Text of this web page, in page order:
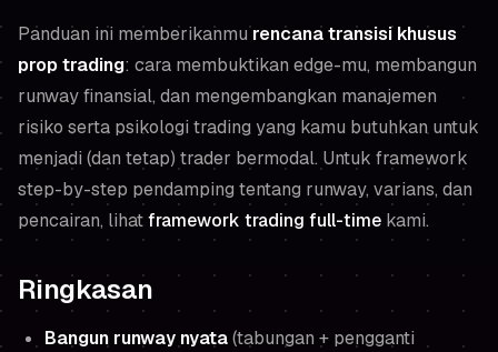
Panduan ini memberikanmurencana transisi khusus
prop trading: cara membuktikan edge-mu, membangun
runway finansial, dan mengembangkan manajemen
risiko serta psikologi trading yang kamu butuhkan untuk
menjadi (dan tetap) trader bermodal. Untuk framework
step-by-step pendamping tentang runway, varians, dan
pencairan, lihatframework trading full-time kami.
Ringkasan
Bangun runway nyata(tabungan + pengganti